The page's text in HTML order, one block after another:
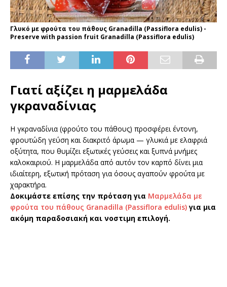
Γλυκό με φρούτα του πάθους Granadilla (Passiflora edulis) -
Preserve with passion fruit Granadilla (Passiflora edulis)
Γιατί αξίζει η μαρμελάδα
γκραναδίνιας
Η γκραναδίνια (φρούτο του πάθους) προσφέρει έντονη,
φρουτώδη γεύση και διακριτό άρωμα — γλυκιά με ελαφριά
οξύτητα, που θυμίζει εξωτικές γεύσεις και ξυπνά μνήμες
καλοκαιριού. Η μαρμελάδα από αυτόν τον καρπό δίνει μια
ιδιαίτερη, εξωτική πρόταση για όσους αγαπούν φρούτα με
χαρακτήρα.
Δοκιμάστε επίσης την πρόταση για Μαρμελάδα με
φρούτα του πάθους Granadilla (Passiflora edulis) για μια
ακόμη παραδοσιακή και νοστιμη επιλογή.